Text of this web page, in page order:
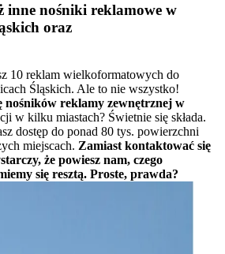
inne nośniki reklamowe w
oraz
10 reklam wielkoformatowych do
Śląskich. Ale to nie wszystko!
nośników reklamy zewnętrznej w
w kilku miastach? Świetnie się składa.
dostęp do ponad 80 tys. powierzchni
miejscach. Zamiast kontaktować się
że powiesz nam, czego
się resztą. Proste, prawda?